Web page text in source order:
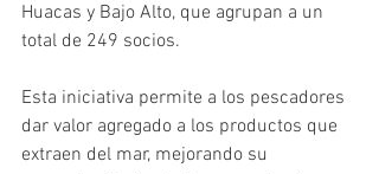
Huacas y Bajo Alto, que agrupan a un
total de 249 socios.
Esta iniciativa permite a los pescadores
dar valor agregado a los productos que
extraen del mar, mejorando su